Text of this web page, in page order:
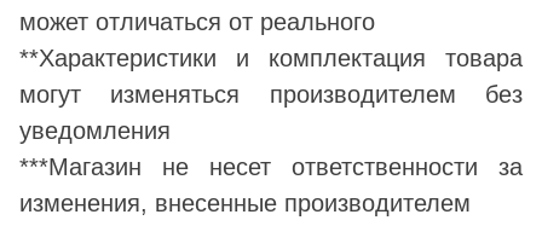
может отличаться от реального
**Характеристики и комплектация товара
могут изменяться производителем без
уведомления
***Магазин не несет ответственности за
изменения, внесенные производителем